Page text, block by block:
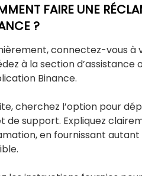
FAIRE UNE
?
connectez-vous à
à la section d’assistance
Binance.
cherchez l’option pour
de support. Expliquez
en fournissant